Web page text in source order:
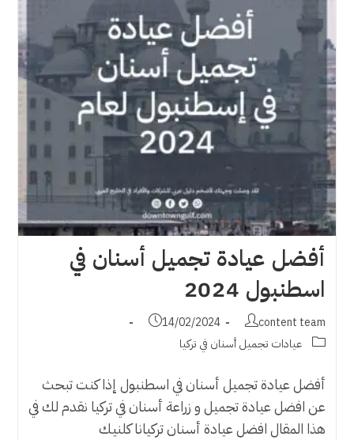
أفضل عيادة تجميل أسنان في
اسطنبول 2024
Post
author:
content team
Post
published:
14/02/2024
Post عيادات تجميل أسنان في تركيا
أفضل عيادة تجميل أسنان في اسطنبول إذا كنت تبحث
عن افضل عيادة تجميل و زراعة أسنان في تركيا نقدم لك في
هذا المقال افضل عيادة أسنان تركيانا كلنيك